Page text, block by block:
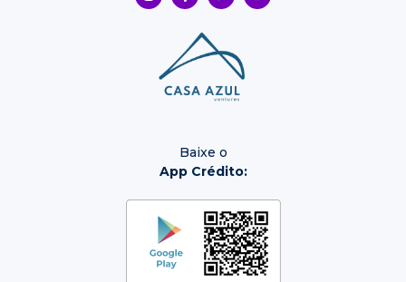
Baixe o
App Crédito: